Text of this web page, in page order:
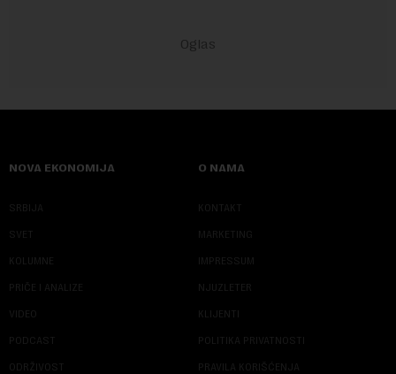
NOVA EKONOMIJA
SRBIJA
SVET
KOLUMNE
PRIČE I ANALIZE
VIDEO
PODCAST
ODRŽIVOST
O NAMA
KONTAKT
MARKETING
IMPRESSUM
NJUZLETER
KLIJENTI
POLITIKA PRIVATNOSTI
PRAVILA KORIŠĆENJA